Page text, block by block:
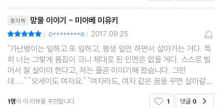
종이책 맏물 이야기 - 미야베 미유키
| o********e | 2017.09.25
"가난뱅이는 일하고 또 일하고, 평생 일만 하면서 살아가는 거다. 특
히 너는 그렇게 몸집이 크니 제대로 된 인연은 없을 게다. 스스로 벌
어서 잘 살아야 한다고, 저는 줄곧 이야기해 왔습니다. 그런
데....." "오세이도 여자요." "여자라도, 여자 같은 꿈을 꾸면 살아갈
수 없는 여자도 있습니다." 그 말에는 모시치도 말문이 막혔다. "오
토지로에게는 화가 나지 않소?" "화내 봐야 별
1명이 이 리뷰를 추천합니다. 1 댓글 0